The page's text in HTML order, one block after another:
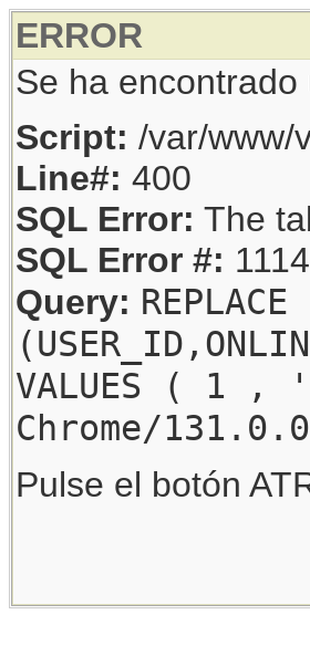
ERROR
Se ha
Script: /var/www/
Line#: 400
SQL Error: The
SQL Error #: 1114
Query:
VALUES ( 1
Chrome/
Pulse el botón